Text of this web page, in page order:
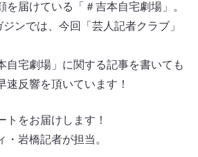
を届けている「＃吉本自宅劇場」。
ンでは、今回「芸人記者クラブ」
自宅劇場」に関する記事を書いても
速反響を頂いています！
トをお届けします！
岩橋記者が担当。